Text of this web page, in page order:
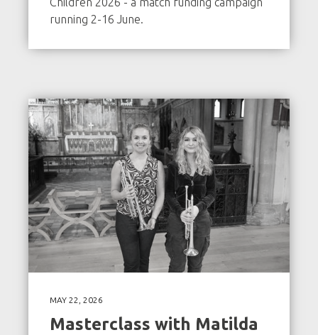
running 2-16 June.
MAY 22, 2026
Masterclass with Matilda